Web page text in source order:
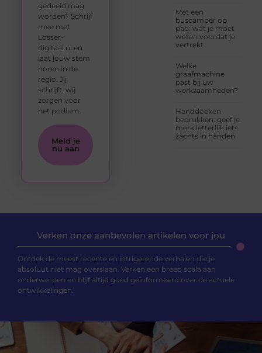
Met een
buscamper op
pad: wat je moet
weten voordat je
vertrekt
Welke
graafmachine
past bij uw
werkzaamheden?
Handdoeken
bedrukken: geef je
merk letterlijk iets
zachts in handen
gedeeld mag
worden? Schrijf
mee met
Losser-
digitaal.nl en
laat jouw stem
horen in de
regio. Jij
schrijft, wij
zorgen voor
het podium.
Meld je
nu aan
Verken onze aanbevolen artikelen voor jou
Ontdek de meest recente en intrigerende verhalen die je
absoluut niet mag overslaan. Verken een breed scala aan
onderwerpen en blijf altijd goed geïnformeerd over de actuele
ontwikkelingen.